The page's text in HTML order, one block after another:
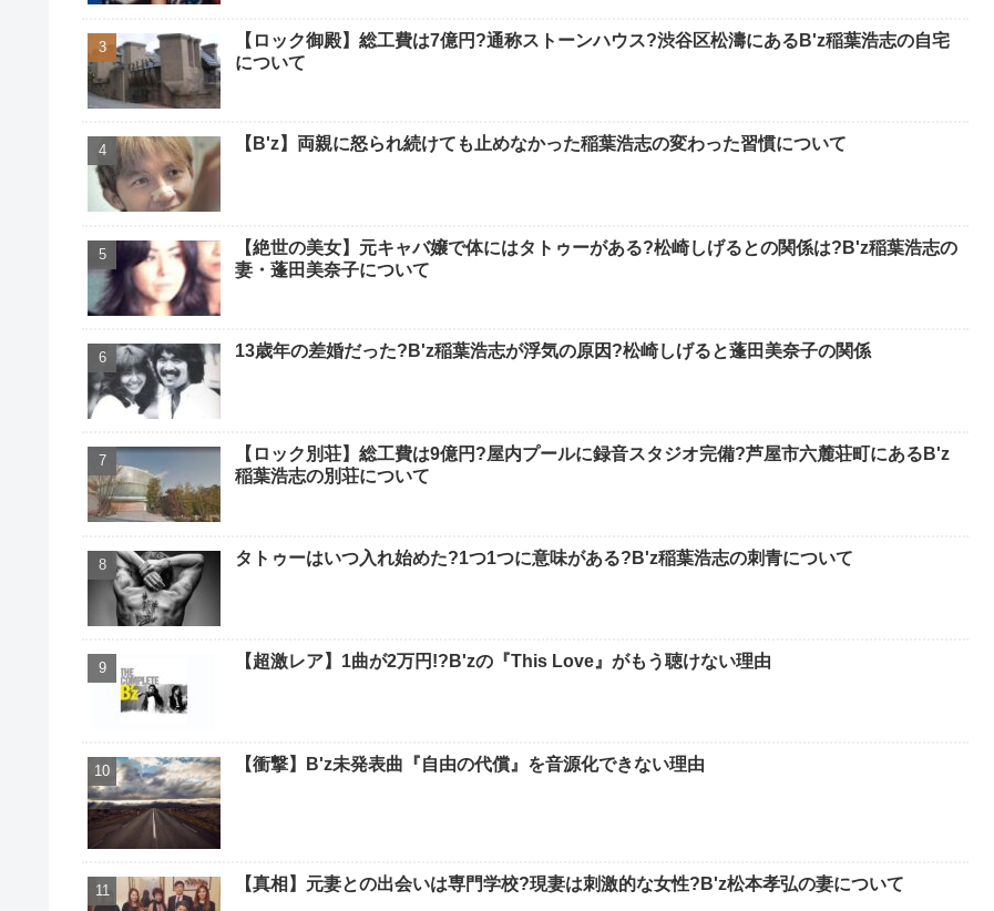
【ロック御殿】総工費は7億円?通称ストーンハウス?渋谷区松濤にあるB'z稲葉浩志の自宅
について
【B'z】両親に怒られ続けても止めなかった稲葉浩志の変わった習慣について
【絶世の美女】元キャバ嬢で体にはタトゥーがある?松崎しげるとの関係は?B'z稲葉浩志の
妻・蓬田美奈子について
13歳年の差婚だった?B'z稲葉浩志が浮気の原因?松崎しげると蓬田美奈子の関係
【ロック別荘】総工費は9億円?屋内プールに録音スタジオ完備?芦屋市六麓荘町にあるB'z
稲葉浩志の別荘について
タトゥーはいつ入れ始めた?1つ1つに意味がある?B'z稲葉浩志の刺青について
【超激レア】1曲が2万円!?B'zの『This Love』がもう聴けない理由
【衝撃】B'z未発表曲『自由の代償』を音源化できない理由
【真相】元妻との出会いは専門学校?現妻は刺激的な女性?B'z松本孝弘の妻について